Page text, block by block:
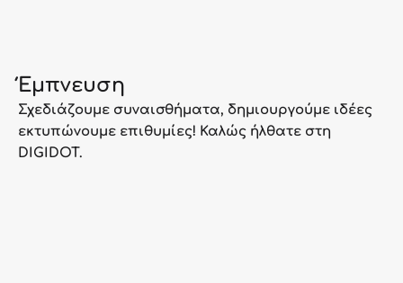
Έμπνευση
Σχεδιάζουμε συναισθήματα, δημιουργούμε ιδέες
εκτυπώνουμε επιθυμίες! Καλώς ήλθατε στη
DIGIDOT.